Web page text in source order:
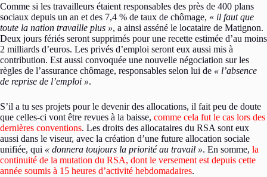
Comme si les travailleurs étaient responsables des près de 400 plans
sociaux depuis un an et des 7,4 % de taux de chômage, « il faut que
toute la nation travaille plus », a ainsi asséné le locataire de Matignon.
Deux jours fériés seront supprimés pour une recette estimée d’au moins
2 milliards d’euros. Les privés d’emploi seront eux aussi mis à
contribution. Est aussi convoquée une nouvelle négociation sur les
règles de l’assurance chômage, responsables selon lui de « l’absence
de reprise de l’emploi ».
S’il a tu ses projets pour le devenir des allocations, il fait peu de doute
que celles-ci vont être revues à la baisse, comme cela fut le cas lors des
dernières conventions. Les droits des allocataires du RSA sont eux
aussi dans le viseur, avec la création d’une future allocation sociale
unifiée, qui « donnera toujours la priorité au travail ». En somme, la
continuité de la mutation du RSA, dont le versement est depuis cette
année soumis à 15 heures d’activité hebdomadaires.